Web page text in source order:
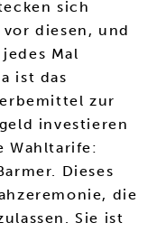
sich
diesen, und
Mal
ist das
zur
investieren
Wahltarife:
Dieses
die
Sie ist